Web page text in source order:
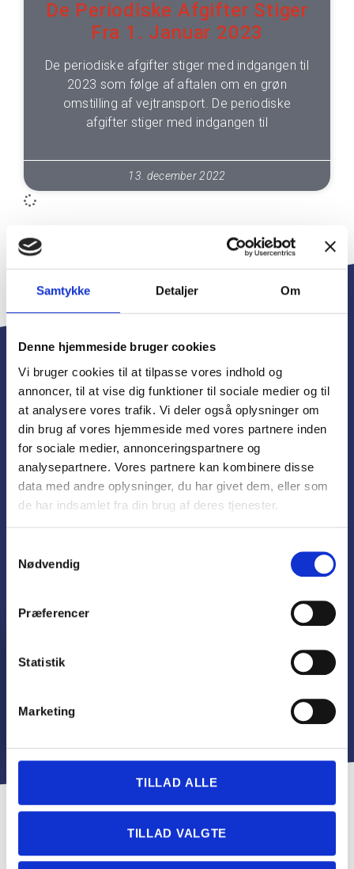
Samtykke Detaljer Om
Denne hjemmeside bruger cookies
Vi bruger cookies til at tilpasse vores indhold og
annoncer, til at vise dig funktioner til sociale medier og til
at analysere vores trafik. Vi deler også oplysninger om
din brug af vores hjemmeside med vores partnere inden
for sociale medier, annonceringspartnere og
analysepartnere. Vores partnere kan kombinere disse
data med andre oplysninger, du har givet dem, eller som
de har indsamlet fra din brug af deres tjenester.
Nødvendig
Præferencer
Statistik
Marketing
TILLAD ALLE
TILLAD VALGTE
De Periodiske Afgifter Stiger
Fra 1. Januar 2023
De periodiske afgifter stiger med indgangen til
2023 som følge af aftalen om en grøn
omstilling af vejtransport. De periodiske
afgifter stiger med indgangen til
13. december 2022
DBFU
ET NETVÆRK AF
TROVÆRDIGE
BRUGTBILSFORH
ANDLERE